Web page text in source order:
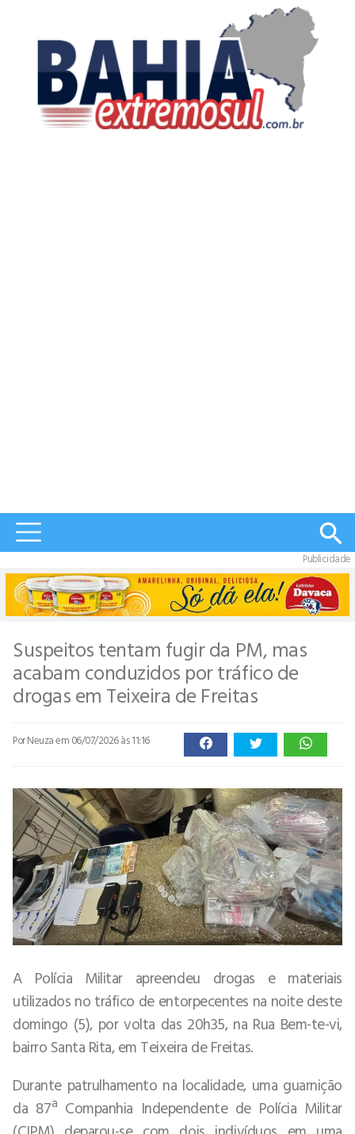
Publicidade
Suspeitos tentam fugir da PM, mas
acabam conduzidos por tráfico de
drogas em Teixeira de Freitas
Por Neuzaem 06/07/2026 às 11:16
A Polícia Militar apreendeu drogas e materiais
utilizados no tráfico de entorpecentes na noite deste
domingo (5), por volta das 20h35, na Rua Bem-te-vi,
bairro Santa Rita, em Teixeira de Freitas.
Durante patrulhamento na localidade, uma guarnição
da 87ª Companhia Independente de Polícia Militar